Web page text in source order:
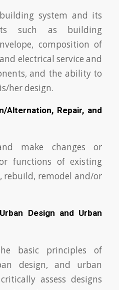
system and its
such as building
composition of
electrical service and
and the ability to
her design.
Alternation, Repair, and
make changes or
functions of existing
rebuild, remodel and/or
Design and Urban
basic principles of
design, and urban
assess designs